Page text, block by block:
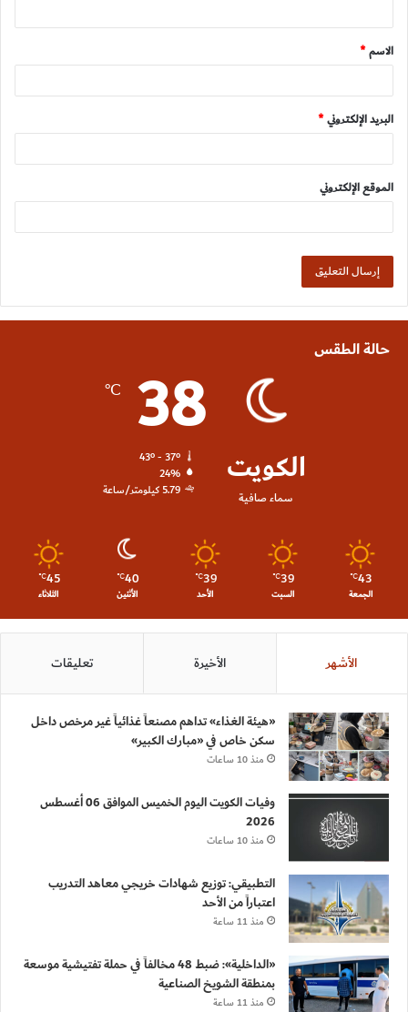
ق
*
الاسم*
البريد الإلكتروني*
الموقع الإلكتروني
حالة الطقس
الكويت
سماء صافية
38
℃
43º - 37º
24%
5.79 كيلومتر/ساعة
43
℃
الجمعة
39
℃
السبت
39
℃
الأحد
40
℃
الأثنين
45
℃
الثلاثاء
الأشهر الأخيرة تعليقات
«هيئة الغذاء» تداهم مصنعاً غذائياً غير مرخص داخل
سكن خاص في «مبارك الكبير»
منذ 10 ساعات
وفيات الكويت اليوم الخميس الموافق 06 أغسطس
2026
منذ 10 ساعات
التطبيقي: توزيع شهادات خريجي معاهد التدريب
اعتباراً من الأحد
منذ 11 ساعة
«الداخلية»: ضبط 48 مخالفاً في حملة تفتيشية موسعة
بمنطقة الشويخ الصناعية
منذ 11 ساعة